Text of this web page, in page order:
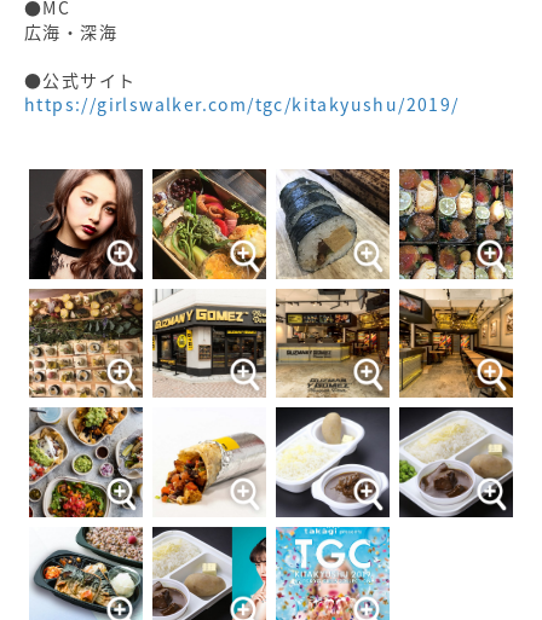
●MC
広海・深海
●公式サイト
https://girlswalker.com/tgc/kitakyushu/2019/